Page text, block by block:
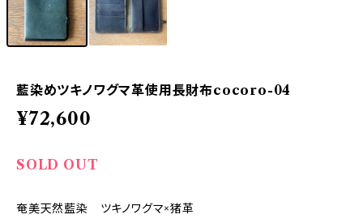
藍染めツキノワグマ革使用長財布cocoro-04
¥72,600
SOLD OUT
奄美天然藍染 ツキノワグマ×猪革